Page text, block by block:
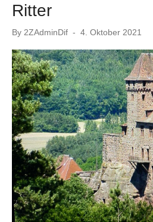
Ritter
By 2ZAdminDif
Posted
4. Oktober 2021